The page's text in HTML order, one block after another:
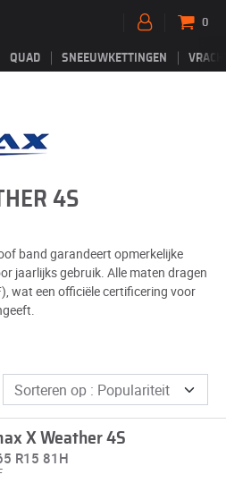
QUAD SNEEUWKETTINGEN
0
4S
band garandeert opmerkelijke
jaarlijks gebruik. Alle maten dragen
wat een officiële certificering voor
X Weather 4S
R15 81H